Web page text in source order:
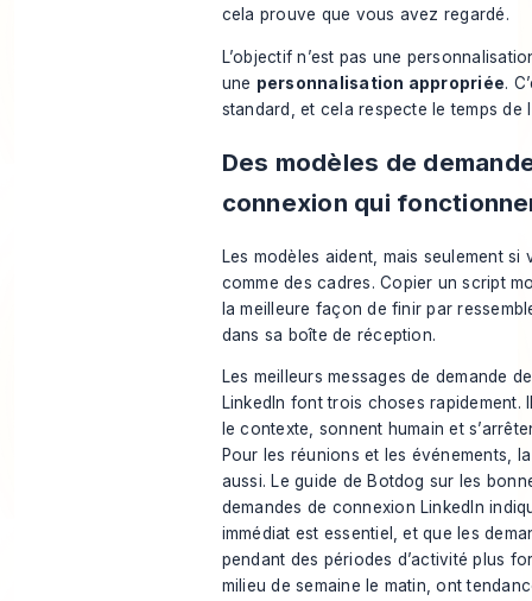
cela prouve que vous avez regardé.
L’objectif n’est pas une
une personnalisation appropriée.
standard, et cela respecte le temps de
Des modèles de
connexion qui
Les modèles aident, mais seulement si
comme des cadres. Copier un script
la meilleure façon de finir par
dans sa boîte de réception.
Les meilleurs messages de demande
LinkedIn font trois choses rapidement.
le contexte, sonnent humain et
Pour les réunions et les événements,
aussi. Leguide de Botdog sur les
demandes de connexion LinkedIn
immédiat est essentiel, et que les
pendant des périodes d’activité plus
milieu de semaine le matin, ont